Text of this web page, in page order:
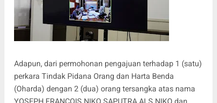
Adapun, dari permohonan pengajuan terhadap 1 (satu)
perkara Tindak Pidana Orang dan Harta Benda
(Oharda) dengan 2 (dua) orang tersangka atas nama